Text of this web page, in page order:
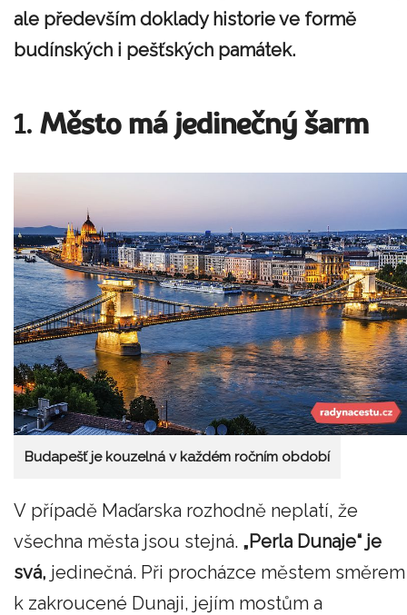
ale především doklady historie ve formě
budínských i pešťských památek.
1. Město má jedinečný šarm
Budapešť je kouzelná v každém ročním období
V případě Maďarska rozhodně neplatí, že
všechna města jsou stejná. „Perla Dunaje“ je
svá, jedinečná. Při procházce městem směrem
k zakroucené Dunaji, jejím mostům a